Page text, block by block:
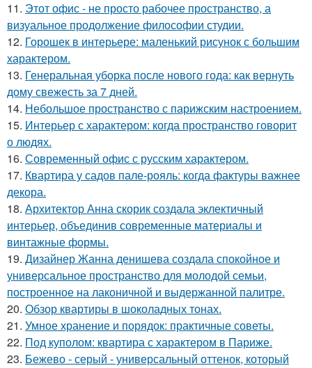
11. Этот офис - не просто рабочее пространство, а
визуальное продолжение философии студии.
12. Горошек в интерьере: маленький рисунок с большим
характером.
13. Генеральная уборка после нового года: как вернуть
дому свежесть за 7 дней.
14. Небольшое пространство с парижским настроением.
15. Интерьер с характером: когда пространство говорит
о людях.
16. Современный офис с русским характером.
17. Квартира у садов пале-рояль: когда фактуры важнее
декора.
18. Архитектор Анна скорик создала эклектичный
интерьер, объединив современные материалы и
винтажные формы.
19. Дизайнер Жанна денишева создала спокойное и
универсальное пространство для молодой семьи,
построенное на лаконичной и выдержанной палитре.
20. Обзор квартиры в шоколадных тонах.
21. Умное хранение и порядок: практичные советы.
22. Под куполом: квартира с характером в Париже.
23. Бежево - серый - универсальный оттенок, который